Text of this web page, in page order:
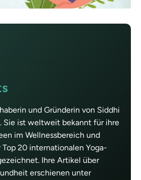
und Gründerin von Siddhi
Sie ist weltweit bekannt für ihre
im Wellnessbereich und
20 internationalen Yoga-
Ihre Artikel über
erschienen unter